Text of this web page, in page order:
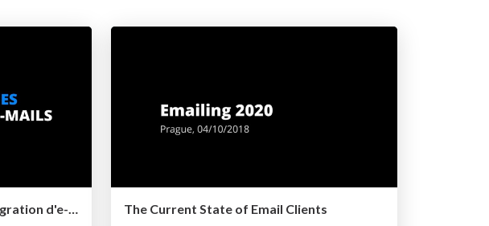
Des bonnes pratiques de l'intégration d'e-mails
The Current State of Email Clients